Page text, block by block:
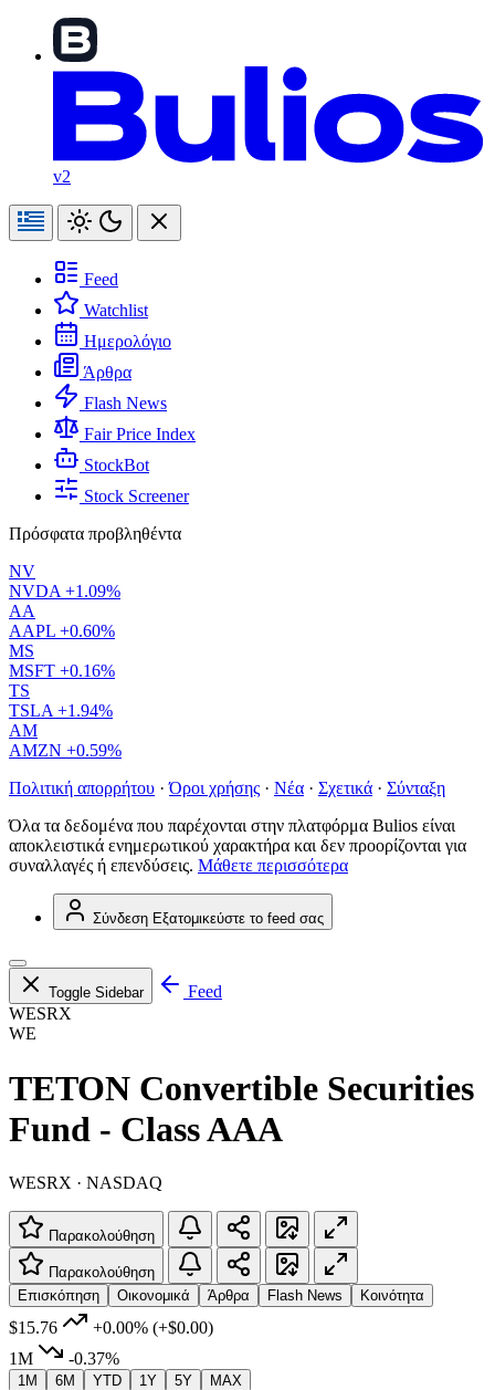
v2
Feed
Watchlist
Ημερολόγιο
Άρθρα
Flash News
Fair Price Index
StockBot
Stock Screener
Πρόσφατα προβληθέντα
NV
NVDA +1.09%
AA
AAPL +0.60%
MS
MSFT +0.16%
TS
TSLA +1.94%
AM
AMZN +0.59%
Πολιτική απορρήτου · Όροι χρήσης · Νέα · Σχετικά · Σύνταξη
Όλα τα δεδομένα που παρέχονται στην πλατφόρμα Bulios είναι
αποκλειστικά ενημερωτικού χαρακτήρα και δεν προορίζονται για
συναλλαγές ή επενδύσεις. Μάθετε περισσότερα
Σύνδεση Εξατομικεύστε το feed σας
Toggle Sidebar
Feed
WESRX
WE
TETON Convertible Securities
Fund - Class AAA
WESRX · NASDAQ
Παρακολούθηση
Παρακολούθηση
Επισκόπηση
Οικονομικά Άρθρα Flash News Κοινότητα
$15.76 +0.00% (+$0.00)
1M
-0.37%
1M 6M YTD 1Y 5Y MAX